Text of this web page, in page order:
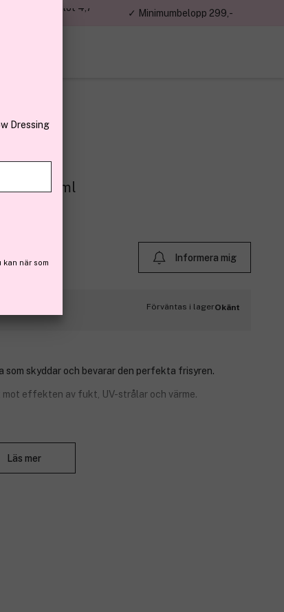
– Trustpilot 4,7
✓ Minimumbelopp 299,-
Set 500 ml
Informera mig
Förväntas i lagerOkänt
skyddar och bevarar den perfekta frisyren.
effekten av fukt, UV-strålar och värme.
Läs mer
Dressing
när som